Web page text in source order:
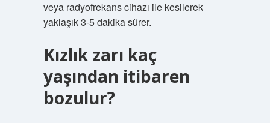
veya radyofrekans cihazı ile kesilerek
yaklaşık 3-5 dakika sürer.
Kızlık zarı kaç
yaşından itibaren
bozulur?